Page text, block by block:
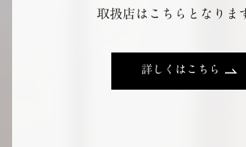
取扱店はこちらとなりま
詳しくはこちら